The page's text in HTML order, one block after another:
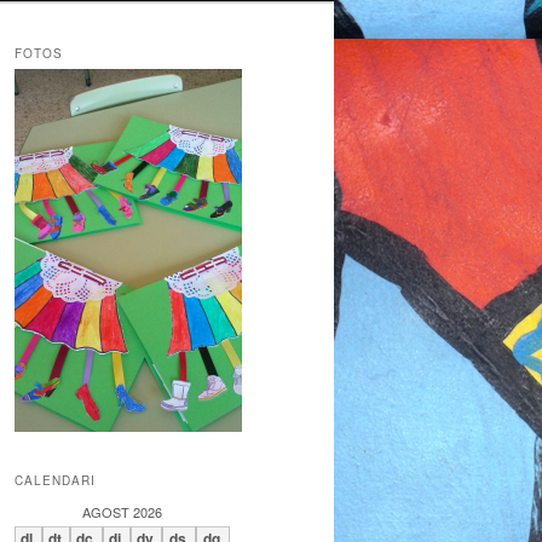
FOTOS
CALENDARI
AGOST 2026